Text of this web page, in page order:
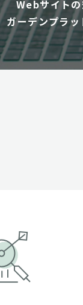
Webサイト
ガーデンプラ